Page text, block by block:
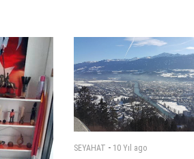
SEYAHAT - 10 Yıl ago